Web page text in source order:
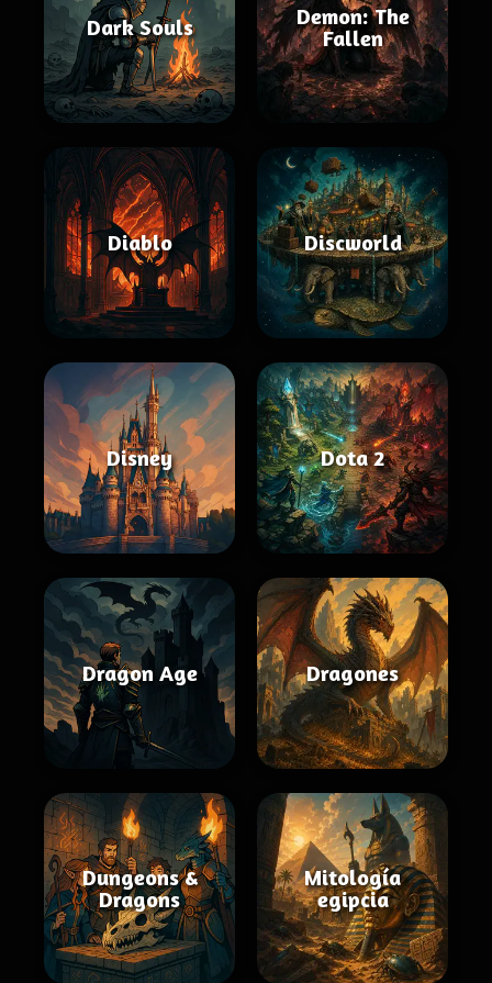
Dark Souls
Demon: The
Fallen
Diablo Discworld
Disney Dota 2
Dragon Age Dragones
Dungeons &
Dragons
Mitología
egipcia